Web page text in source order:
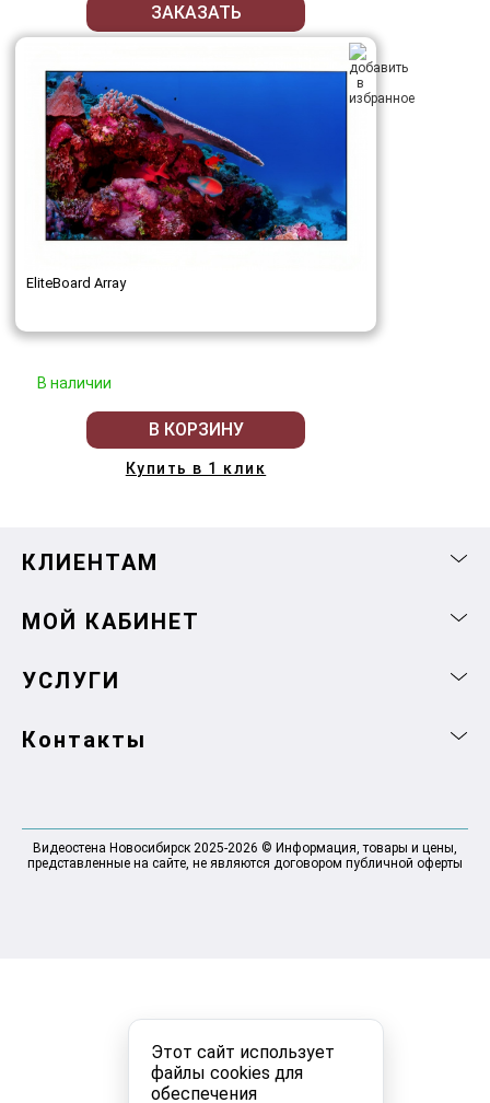
Этот сайт использует
файлы cookies для
обеспечения
ЗАКАЗАТЬ
EliteBoard Array
В наличии
В КОРЗИНУ
Купить в 1 клик
КЛИЕНТАМ
МОЙ КАБИНЕТ
УСЛУГИ
Контакты
Видеостена Новосибирск 2025-2026 © Информация, товары и цены,
представленные на сайте, не являются договором публичной оферты